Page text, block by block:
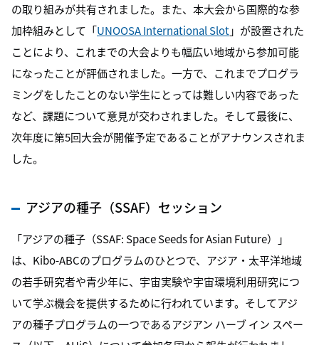
の取り組みが共有されました。また、本大会から国際的な参
加枠組みとして「UNOOSA International Slot」 が設置された
ことにより、これまでの大会よりも幅広い地域から参加可能
になったことが評価されました。一方で、これまでプログラ
ミングをしたことのない学生にとっては難しい内容であった
など、課題について意見が交わされました。そして最後に、
次年度に第5回大会が開催予定であることがアナウンスされま
した。
アジアの種子（SSAF）セッション
「アジアの種子（SSAF: Space Seeds for Asian Future）」
は、Kibo-ABCのプログラムのひとつで、アジア・太平洋地域
の若手研究者や青少年に、宇宙実験や宇宙環境利用研究につ
いて学ぶ機会を提供するために行われています。そしてアジ
アの種子プログラムの一つであるアジアン ハーブ イン スペー